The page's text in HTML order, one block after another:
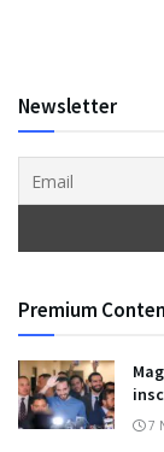
Newsletter
Premium
7